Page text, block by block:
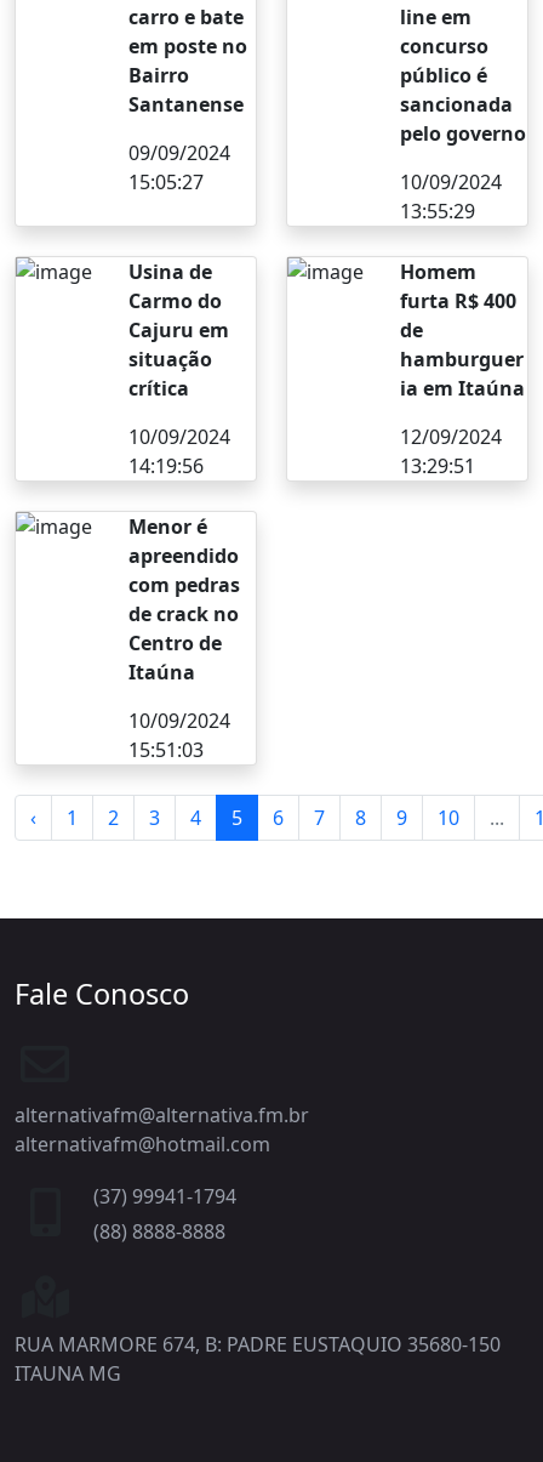
carro e bate
em poste no
Bairro
Santanense
09/09/2024
15:05:27
line em
concurso
público é
sancionada
pelo governo
10/09/2024
13:55:29
Usina de
Carmo do
Cajuru em
situação
crítica
10/09/2024
14:19:56
Homem
furta R$ 400
de
hamburguer
ia em Itaúna
12/09/2024
13:29:51
Menor é
apreendido
com pedras
de crack no
Centro de
Itaúna
10/09/2024
15:51:03
‹ 1 2 3 4 5 6 7 8 9 10 ...
Fale Conosco
alternativafm@alternativa.fm.br
alternativafm@hotmail.com
(37) 99941-1794
(88) 8888-8888
RUA MARMORE 674, B: PADRE EUSTAQUIO 35680-150
ITAUNA MG